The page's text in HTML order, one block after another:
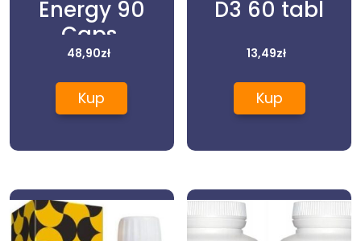
Energy 90
Caps.
48,90zł
Kup
D3 60 tabl
13,49zł
Kup